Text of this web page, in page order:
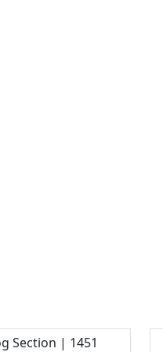
Section | 1451